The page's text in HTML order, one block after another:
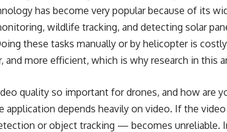
has become very popular because of its
wildlife tracking, and detecting solar
these tasks manually or by helicopter is
and more efficient, which is why research in this
quality so important for drones, and how are
application depends heavily on video. If the
or object tracking — becomes unreliable.